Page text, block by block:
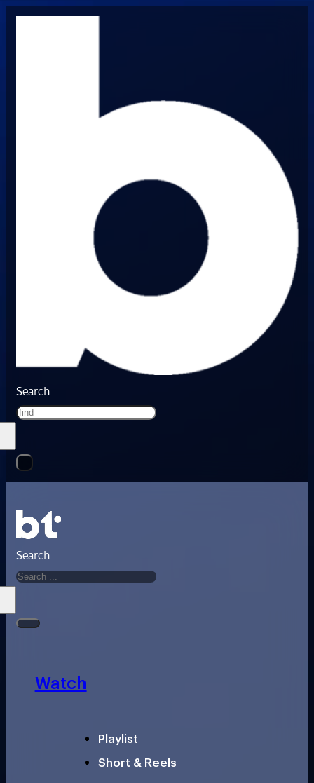
Search
Search
Watch
Playlist
Short & Reels